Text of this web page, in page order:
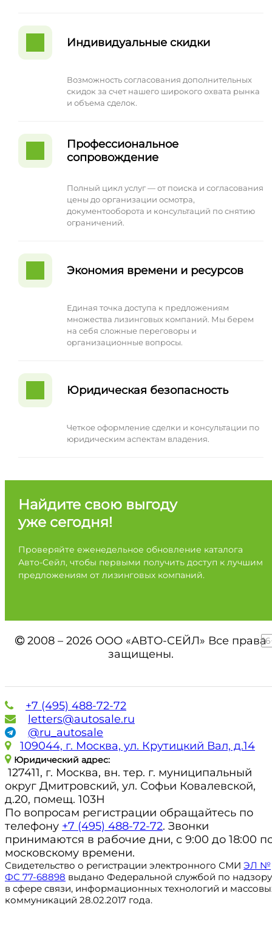
Индивидуальные скидки
Возможность согласования дополнительных
скидок за счет нашего широкого охвата рынка
и объема сделок.
Профессиональное
сопровождение
Полный цикл услуг — от поиска и согласования
цены до организации осмотра,
документооборота и консультаций по снятию
ограничений.
Экономия времени и ресурсов
Единая точка доступа к предложениям
множества лизинговых компаний. Мы берем
на себя сложные переговоры и
организационные вопросы.
Юридическая безопасность
Четкое оформление сделки и консультации по
юридическим аспектам владения.
Найдите свою выгоду
уже сегодня!
Проверяйте еженедельное обновление каталога
Авто-Сейл, чтобы первыми получить доступ к лучшим
предложениям от лизинговых компаний.
2008 – 2026 ООО «АВТО-СЕЙЛ» Все права
защищены.
+7 (495) 488-72-72
letters@autosale.ru
@ru_autosale
109044, г. Москва, ул. Крутицкий Вал, д.14
Юридический адрес:
127411, г. Москва, вн. тер. г. муниципальный
округ Дмитровский, ул. Софьи Ковалевской,
д.20, помещ. 103Н
По вопросам регистрации обращайтесь по
телефону +7 (495) 488-72-72. Звонки
принимаются в рабочие дни, с 9:00 до 18:00
московскому времени.
Свидетельство о регистрации электронного СМИ ЭЛ №
ФС 77-68898 выдано Федеральной службой по надзору
в сфере связи, информационных технологий и
коммуникаций 28.02.2017 года.